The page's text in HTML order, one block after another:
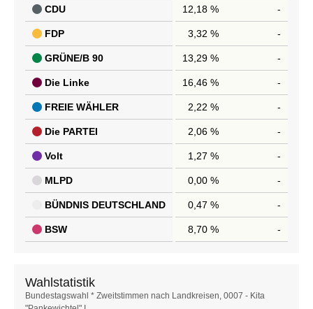
CDU 12,18 % -
FDP 3,32 % -
GRÜNE/B 90 13,29 % -
Die Linke 16,46 % -
FREIE WÄHLER 2,22 % -
Die PARTEI 2,06 % -
Volt 1,27 % -
MLPD 0,00 % -
BÜNDNIS DEUTSCHLAND 0,47 % -
BSW 8,70 % -
Wahlstatistik
Wahlstatistik
Bundestagswahl * Zweitstimmen nach Landkreisen, 0007 - Kita